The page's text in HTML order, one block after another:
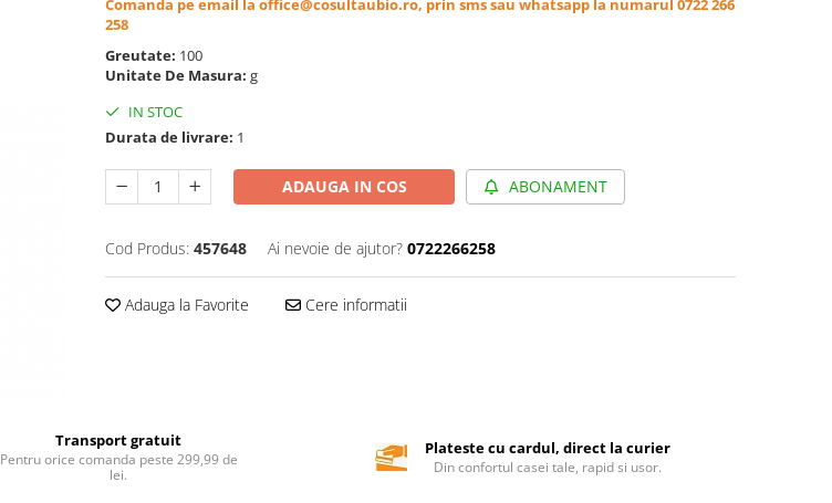
258
Greutate: 100
Unitate De Masura: g
IN STOC
Durata de livrare: 1
ADAUGA IN COS ABONAMENT
Cod Produs: 457648 Ai nevoie de ajutor? 0722266258
Adauga la Favorite Cere informatii
Transport gratuit
Pentru orice comanda peste 299,99 de
lei.
Plateste cu cardul, direct la curier
Din confortul casei tale, rapid si usor.